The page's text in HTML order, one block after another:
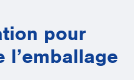
pour
l’emballage